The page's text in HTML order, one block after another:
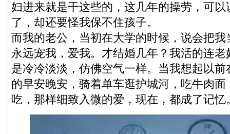
妇进来就是干这些的，这几年的操劳，可
了，却还要怪我保不住孩子。
而我的老公，当初在大学的时候，说会把
永远宠我，爱我。才结婚几年？我活的连
是冷冷淡淡，仿佛空气一样。当我想起以
的早安晚安，骑着单车逛护城河，吃牛肉
吃，那样细致入微的爱，现在，都成了记忆